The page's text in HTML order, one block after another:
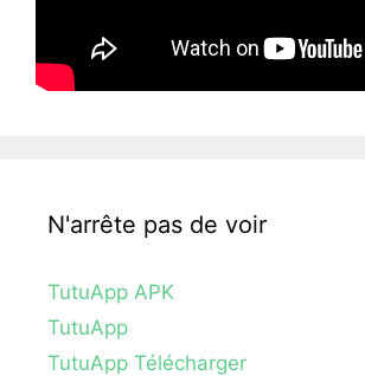
N'arrête pas de voir
TutuApp APK
TutuApp
TutuApp Télécharger